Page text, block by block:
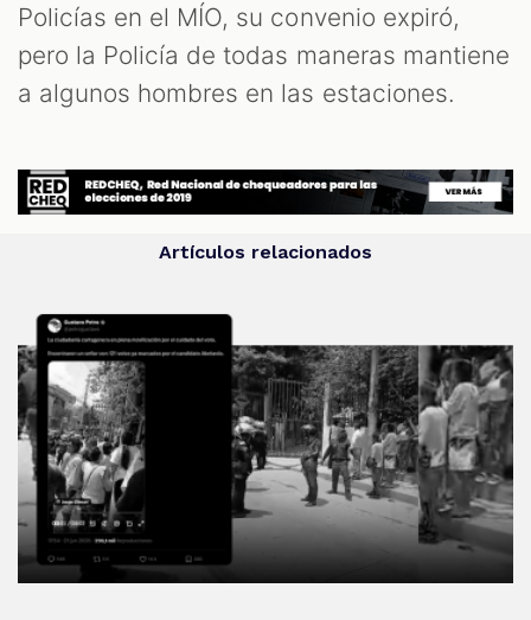
Policías en el MÍO, su convenio expiró,
pero la Policía de todas maneras mantiene
a algunos hombres en las estaciones.
Artículos relacionados